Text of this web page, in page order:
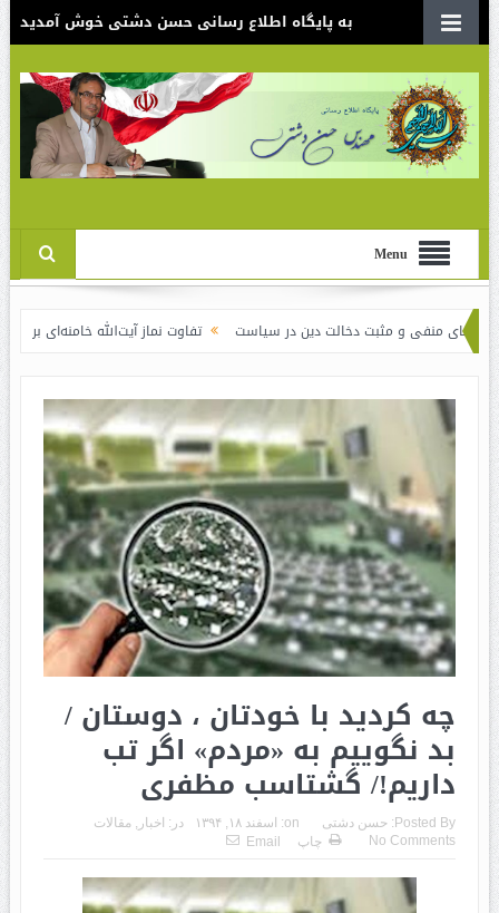
به پایگاه اطلاع رسانی حسن دشتی خوش آمدید
Menu
دخالت دین در سیاست تفاوت نماز آیت‌الله خامنه‌ای برای شاهرودی و
چه کردید با خودتان ، دوستان /
بد نگوییم به «مردم» اگر تب
داریم!/ گشتاسب مظفری
Posted By: حسن دشتی on: اسفند ۱۸, ۱۳۹۴ در: اخبار
مقالات
No Comments
چاپ Email